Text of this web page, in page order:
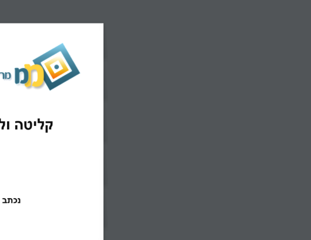
קליטה וליווי של מורי קריירה שנייה בבתי ספר
נכתב על ידי: